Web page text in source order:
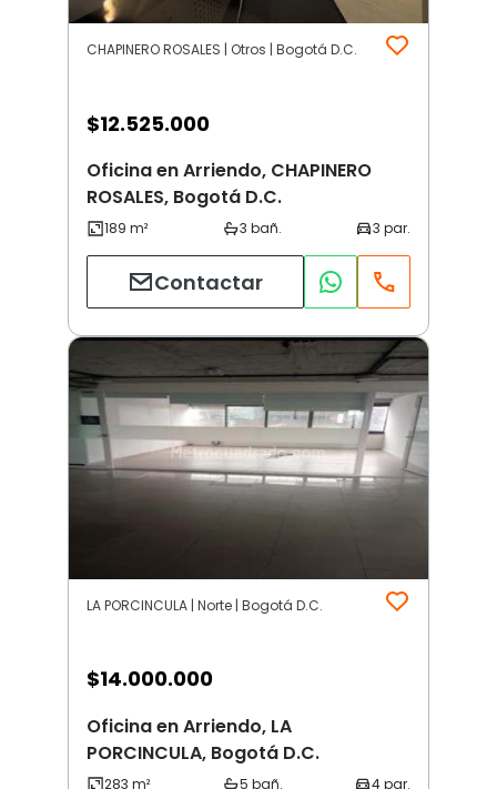
CHAPINERO ROSALES | Otros | Bogotá D.C.
$12.525.000
Oficina en Arriendo, CHAPINERO
ROSALES, Bogotá D.C.
Contactar
LA PORCINCULA | Norte | Bogotá D.C.
$14.000.000
Oficina en Arriendo, LA
PORCINCULA, Bogotá D.C.